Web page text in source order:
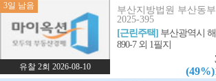
3일 남음
유찰 2회 2026-08-10
부산지방법원 부산동
2025-395
[근린주택] 부산광역시
890-7 외 1필지